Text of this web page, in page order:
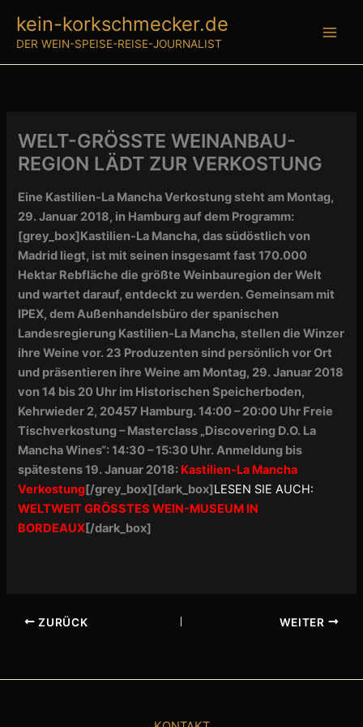
Inhalt
springen
kein-korkschmecker.de
DER WEIN-SPEISE-REISE-JOURNALIST
WELT-GRÖSSTE WEINANBAU-
REGION LÄDT ZUR VERKOSTUNG
Eine Kastilien-La Mancha Verkostung steht am Montag,
29. Januar 2018, in Hamburg auf dem Programm:
[grey_box]Kastilien-La Mancha, das südöstlich von
Madrid liegt, ist mit seinen insgesamt fast 170.000
Hektar Rebfläche die größte Weinbauregion der Welt
und wartet darauf, entdeckt zu werden. Gemeinsam mit
IPEX, dem Außenhandelsbüro der spanischen
Landesregierung Kastilien-La Mancha, stellen die Winzer
ihre Weine vor. 23 Produzenten sind persönlich vor Ort
und präsentieren ihre Weine am Montag, 29. Januar 2018
von 14 bis 20 Uhr im Historischen Speicherboden,
Kehrwieder 2, 20457 Hamburg. 14:00 – 20:00 Uhr Freie
Tischverkostung – Masterclass „Discovering D.O. La
Mancha Wines“: 14:30 – 15:30 Uhr. Anmeldung bis
spätestens 19. Januar 2018: Kastilien-La Mancha
Verkostung[/grey_box][dark_box]LESEN SIE AUCH:
WELTWEIT GRÖSSTES WEIN-MUSEUM IN
BORDEAUX[/dark_box]
ZURÜCK WEITER